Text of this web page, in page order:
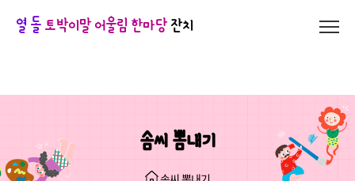
열 돌 토박이말 어울림 한마당잔치
솜씨 뽐내기